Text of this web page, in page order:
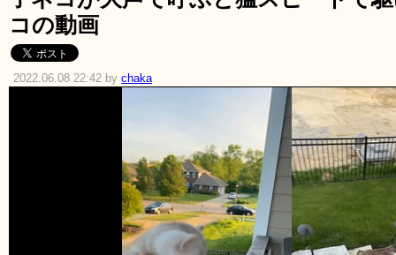
コの動画
2022.06.08 22:42 by chaka